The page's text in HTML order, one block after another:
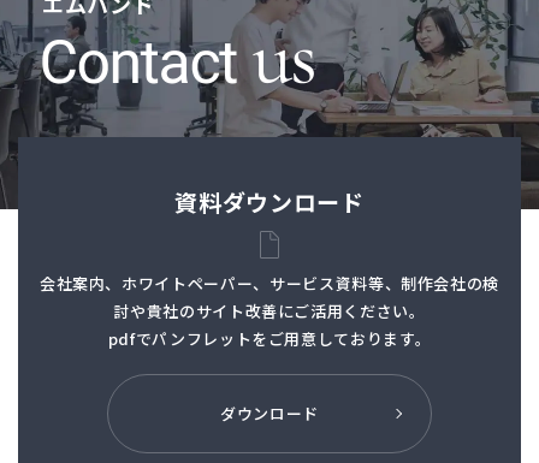
資料ダウンロード
会社案内、ホワイトペーパー、サービス資料等、制作会社の検
討や貴社のサイト改善にご活用ください。
pdfでパンフレットを ご用意しております。
ダウンロード